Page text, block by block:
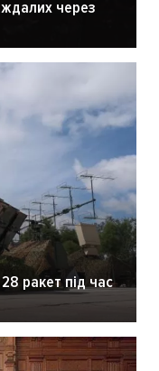
через
ракет під час